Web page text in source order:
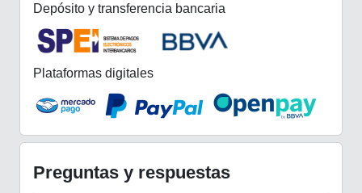
Depósito y transferencia bancaria
Plataformas digitales
Preguntas y respuestas